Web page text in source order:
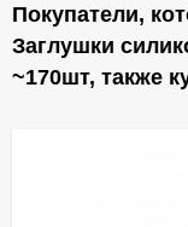
Покупатели,
Заглушки
~170шт, также